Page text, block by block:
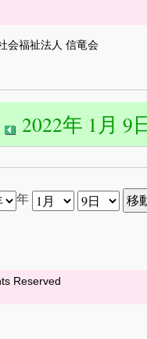
会福祉法人 信竜会
2022年 1月 9
年
Reserved